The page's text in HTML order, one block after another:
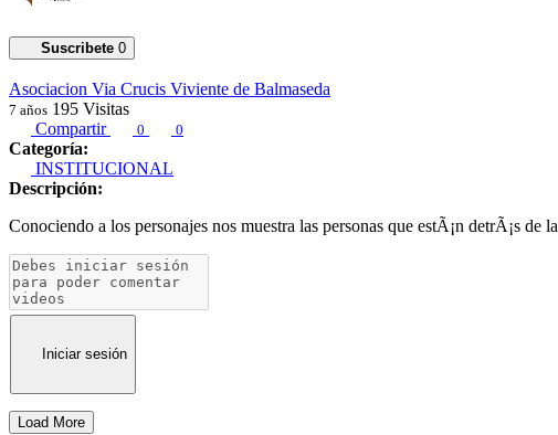
Suscribete 0
Asociacion Via Crucis Viviente de Balmaseda
7 años 195 Visitas
Compartir
0 0
Categoría:
INSTITUCIONAL
Descripción:
Conociendo a los personajes nos muestra las personas que estÃ¡n detrÃ¡s de
Iniciar sesión
Load More